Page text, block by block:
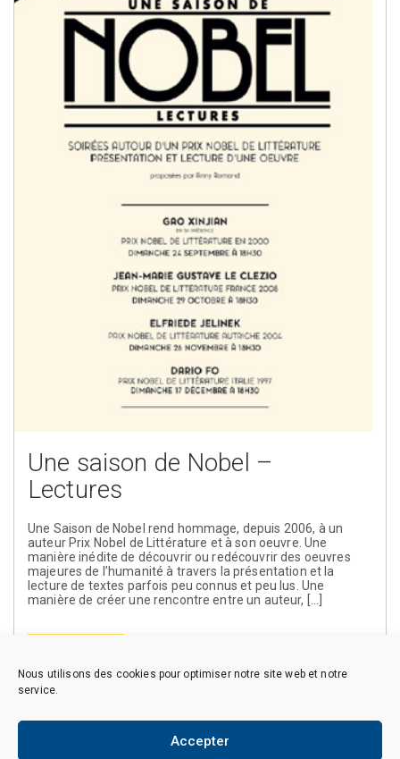
Nous utilisons des cookies pour optimiser notre site web et notre
service.
Accepter
Une saison de Nobel –
Lectures
Une Saison de Nobel rend hommage, depuis 2006, à un
auteur Prix Nobel de Littérature et à son oeuvre. Une
manière inédite de découvrir ou redécouvrir des oeuvres
majeures de l’humanité à travers la présentation et la
lecture de textes parfois peu connus et peu lus. Une
manière de créer une rencontre entre un auteur, […]
Copyright © 2026 CAES du CNRS. Tous droits réservés.